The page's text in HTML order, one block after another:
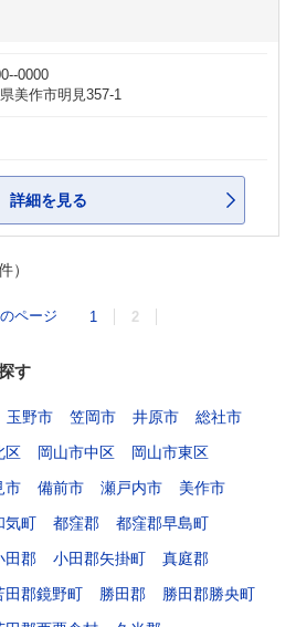
0000
美作市明見357-1
詳細を見る
）
ページ 1 2
す
玉野市 笠岡市 井原市
総社市
区 岡山市中区
岡山市東区
市 備前市 瀬戸内市
美作市
気町 都窪郡
都窪郡早島町
田郡 小田郡矢掛町
真庭郡
田郡鏡野町 勝田郡
勝田郡勝央町